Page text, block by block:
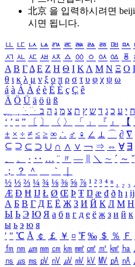
北京 을 입력하시려면
시면 됩니다.
ㅥ ㅦ ㅧ ㅨ ㅩ ㅪ ㅫ ㅬ ㅭ ㅮ ㅯ
ㅺ ㅻ ㅼ ㅽ ㅾ ㅿ ㆀ ㆁ ㆂ ㆃ ㆄ
Α Β ΓΔ Ε Ζ Η Θ Ι ΚΛ Μ Ν Ξ Ο
θ ι κ λ μ ν ξ ο π ρ σ τ υ φ χ ψ ω
á à Á À é è É È ç Ç ê
Ä Ö Ü ä ö ü ß
ִֶֹ ֻּ ׁׂ ח י ע כ ג ד ש ץ ת צ מ נ ה ב
‘ ’ “ ” 〔 〕 〈 〉 「 」 『 』 【
± × ÷ ≠ ≤ ≥ ∞ ∴ ♂ ♀ ∠ ⊥ ⌒ ∂ ∇
⊆ ⊇ ⊂ ⊃ ∪ ∩ ∧ ∨ ￢ ⇒ ⇔ ∀ ∃
、
。 · ‥ … ¨ 〃 ― ＼ ∼ ´ ～ ˇ
；
？ ＾ ｀
½ ⅓ ⅔ ¼ ¾ ⅛ ⅜ ⅝ ⅞ ¹ ² ³ ⁴ ⁿ ₁ ₂ ₃
Æ Ð Ħ Ĳ Ł Ø Œ Þ Ŧ Ŋ æ đ ð ħ ı ĳ
А Б В Г Д Е Ё Ж З И Й К Л М Н
Ы Ь Э Ю Я а б в г д е ё ж з и й к
ы ь э ю я
′ ″ ℃ Å ￠ ￡ ￥ ¤ ℉ ‰ ＄ ％ Ｆ
㎙ ㎚ ㎛ ㎜ ㎝ ㎞ ㎟ ㎠ ㎡ ㎢ ㏊
㎱ ㎲ ㎳ ㎴ ㎵ ㎶ ㎷ ㎸ ㎹ ㎀ ㎁